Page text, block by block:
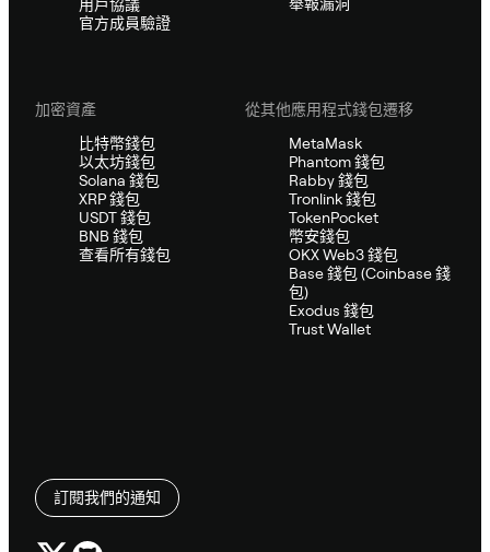
用戶協議
官方成員驗證
加密資產
比特幣錢包
以太坊錢包
Solana 錢包
XRP 錢包
USDT 錢包
BNB 錢包
查看所有錢包
從其他應用程式錢包遷移
MetaMask
Phantom 錢包
Rabby 錢包
Tronlink 錢包
TokenPocket
幣安錢包
OKX Web3 錢包
Base 錢包 (Coinbase 錢
包)
Exodus 錢包
Trust Wallet
訂閱我們的通知